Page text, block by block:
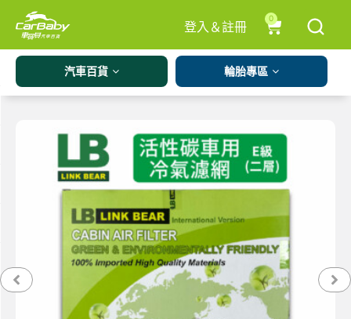
登入＆註冊
0
汽車百貨 輪胎專區